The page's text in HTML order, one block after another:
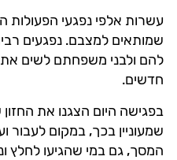
עשרות אלפי נפגעי הפעולות
שמותאים למצבם. נפגעים
להם ולבני משפחתם לשים
חדשים.
בפגישה היום הצגנו את
שמעוניין בכך, במקום
המסך, גם במי שהגיעו לחלץ